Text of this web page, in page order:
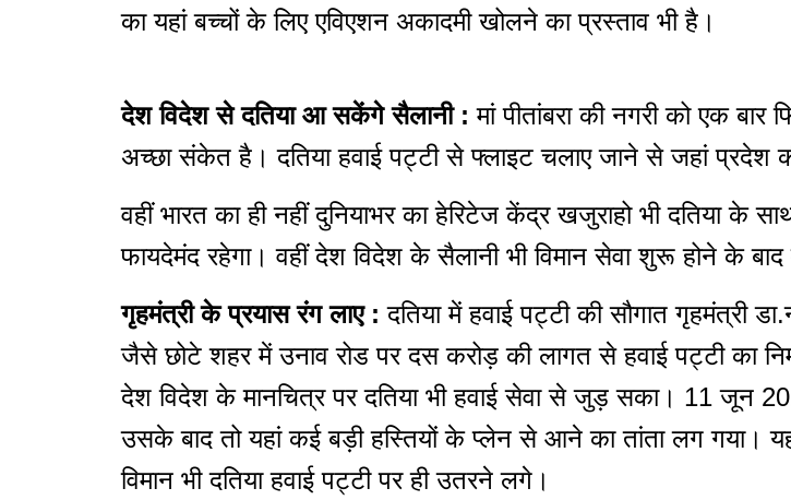
का यहां बच्चों के लिए एविएशन अकादमी खोलने का प्रस्ताव भी है।
देश विदेश से दतिया आ सकेंगे सैलानी : मां पीतांबरा की नगरी को एक
अच्छा संकेत है। दतिया हवाई पट्टी से फ्लाइट चलाए जाने से जहां प्रदेश
वहीं भारत का ही नहीं दुनियाभर का हेरिटेज केंद्र खजुराहो भी दतिया के
फायदेमंद रहेगा। वहीं देश विदेश के सैलानी भी विमान सेवा शुरू होने के
गृहमंत्री के प्रयास रंग लाए : दतिया में हवाई पट्टी की सौगात गृहमंत्री
जैसे छोटे शहर में उनाव रोड पर दस करोड़ की लागत से हवाई पट्टी का
देश विदेश के मानचित्र पर दतिया भी हवाई सेवा से जुड़ सका। 11 जून
उसके बाद तो यहां कई बड़ी हस्तियों के प्लेन से आने का तांता लग गया।
विमान भी दतिया हवाई पट्टी पर ही उतरने लगे।